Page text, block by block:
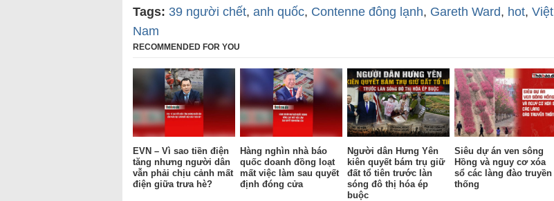
Tags: 39 người chết, anh quốc, Contenne đông lạnh, Gareth Ward, hot, Việt
Nam
RECOMMENDED FOR YOU
EVN – Vì sao tiền điện
tăng nhưng người dân
vẫn phải chịu cảnh mất
điện giữa trưa hè?
Hàng nghìn nhà báo
quốc doanh đồng loạt
mất việc làm sau quyết
định đóng cửa
Người dân Hưng Yên
kiên quyết bám trụ giữ
đất tổ tiên trước làn
sóng đô thị hóa ép
buộc
Siêu dự án ven sông
Hồng và nguy cơ xóa
sổ các làng đào truyền
thống